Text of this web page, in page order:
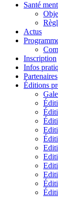
Santé
Actus
Inscription
Infos
Partenaires
Éditions